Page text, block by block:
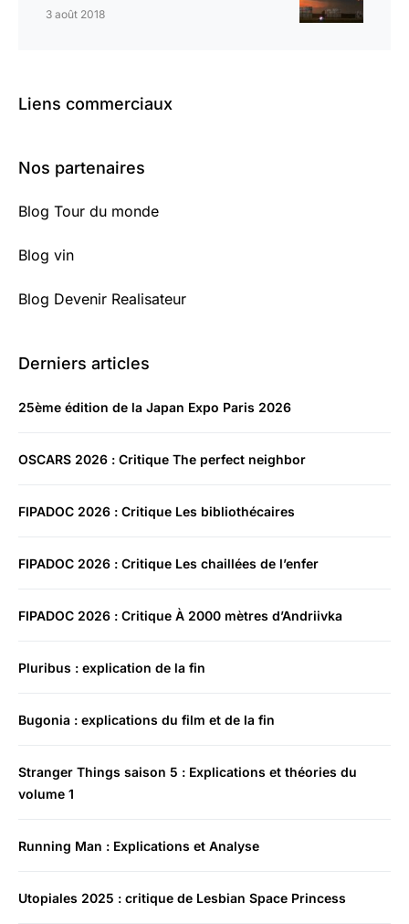
3 août 2018
Liens commerciaux
Nos partenaires
Blog Tour du monde
Blog vin
Blog Devenir Realisateur
Derniers articles
25ème édition de la Japan Expo Paris 2026
OSCARS 2026 : Critique The perfect neighbor
FIPADOC 2026 : Critique Les bibliothécaires
FIPADOC 2026 : Critique Les chaillées de l’enfer
FIPADOC 2026 : Critique À 2000 mètres d’Andriivka
Pluribus : explication de la fin
Bugonia : explications du film et de la fin
Stranger Things saison 5 : Explications et théories du
volume 1
Running Man : Explications et Analyse
Utopiales 2025 : critique de Lesbian Space Princess